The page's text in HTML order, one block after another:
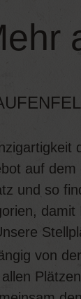
auf dem
und so
damit
von